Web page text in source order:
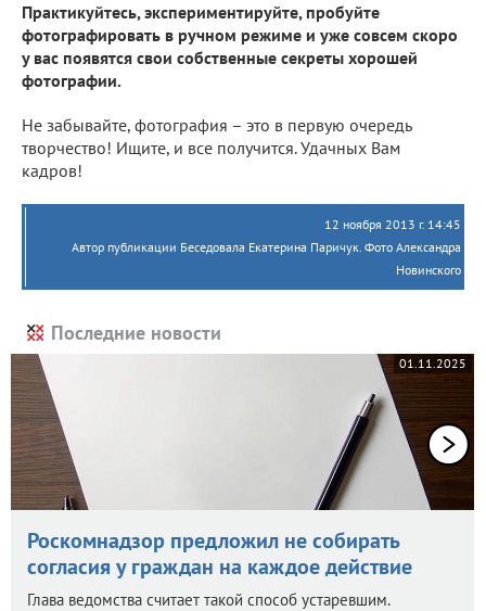
Практикуйтесь, экспериментируйте, пробуйте
фотографировать в ручном режиме и уже совсем скоро
у вас появятся свои собственные секреты хорошей
фотографии.
Не забывайте, фотография – это в первую очередь
творчество! Ищите, и все получится. Удачных Вам
кадров!
12 ноября 2013 г. 14:45
Автор публикации Беседовала Екатерина Паричук. Фото Александра
Новинского
Последние новости
01.11.2025
Роскомнадзор предложил не собирать
согласия у граждан на каждое действие
Глава ведомства считает такой способ устаревшим.